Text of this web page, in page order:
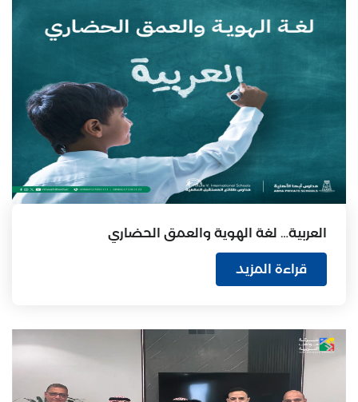
العربية… لغة الهوية والعمق الحضاري
قراءة المزيد